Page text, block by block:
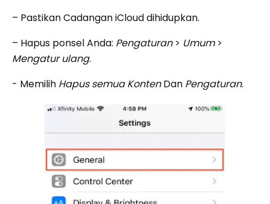
– Pastikan Cadangan iCloud dihidupkan.
– Hapus ponsel Anda: Pengaturan> Umum>
Mengatur ulang.
- Memilih Hapus semua KontenDan Pengaturan.